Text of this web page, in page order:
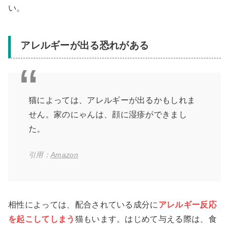
い。
アレルギーが出る恐れがある
猫によっては、アレルギーが出るかもしれま
せん。家のにゃんは、顔に湿疹ができまし
た。
引用： Amazon
相性によっては、配合されている成分に アレルギー反応
を起こしてしまう 猫もいます。はじめて与える際は、食